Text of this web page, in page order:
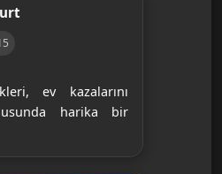
ev kazalarını
harika bir